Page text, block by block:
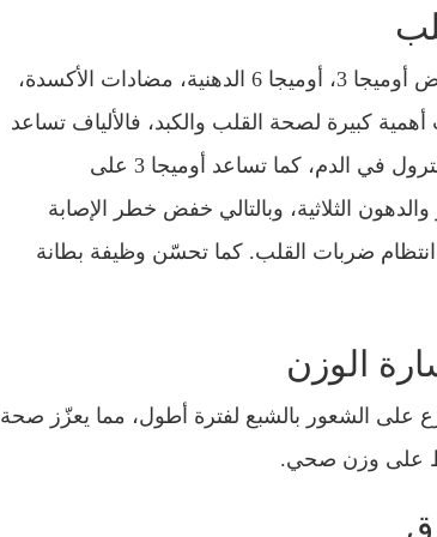
تمتاز بذور القرع باحتوائها على أحماض أوميجا 3، أوميجا 6 الدهنية، مضادات الأكسدة،
كبيرة لصحة القلب والكبد، فالألياف تساعد
على خفض الكمية الإجمالية للكوليسترول في الدم، كما تساعد أوميجا 3 على
الثلاثية، وبالتالي خفض خطر الإصابة
ضربات القلب. كما تحسّن وظيفة بطانة
الوزن
على الشعور بالشبع لفترة أطول، مما يعزّز صحة
على وزن صحي.